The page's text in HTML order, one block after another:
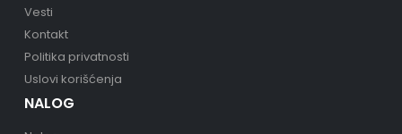
Vesti
Kontakt
Politika privatnosti
Uslovi korišćenja
NALOG